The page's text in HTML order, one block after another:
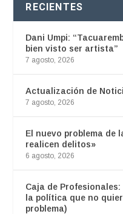
RECIENTES
Dani Umpi:
bien visto ser artista”
7 agosto, 2026
Actualización de
7 agosto, 2026
El nuevo problema de
realicen delitos»
6 agosto, 2026
Caja de
la política que no
problema)